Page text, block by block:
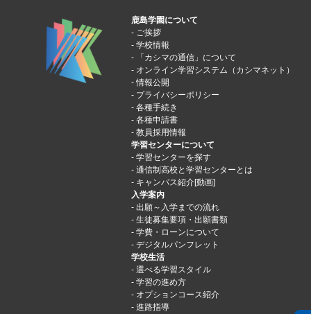
鹿島学園について
ご挨拶
学校情報
「カシマの通信」について
オンライン学習システム（カシマネット）
情報公開
プライバシーポリシー
各種手続き
各種申請書
教員採用情報
学習センターについて
学習センターを探す
通信制高校と学習センターとは
キャンパス紹介[動画]
入学案内
出願～入学までの流れ
生徒募集要項・出願書類
学費・ローンについて
デジタルパンフレット
学校生活
選べる学習スタイル
学習の進め方
オプションコース紹介
進路指導